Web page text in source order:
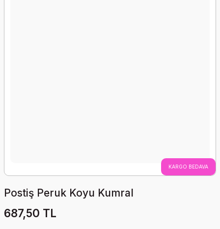
KARGO BEDAVA
Postiş Peruk Koyu Kumral
687,50 TL